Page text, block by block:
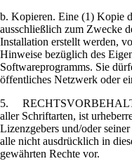
b. Kopieren. Eine (1) Kopie
ausschließlich zum Zwecke
Installation erstellt werden,
Hinweise bezüglich des
Softwareprogramms. Sie
öffentliches Netzwerk oder
5. RECHTSVORBEHALT.
aller Schriftarten, ist
Lizenzgebers und/oder
alle nicht ausdrücklich in
gewährten Rechte vor.